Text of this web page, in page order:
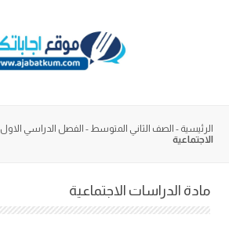
الرئيسية - الصف الثاني المتوسط - الفصل الدراسي الاول
الاجتماعية
مادة الدراسات الاجتماعية